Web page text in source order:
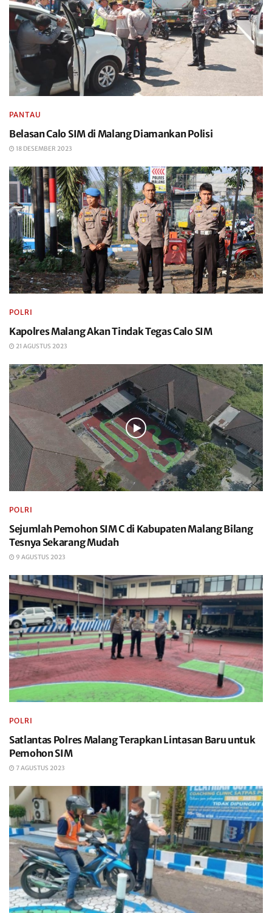
PANTAU
Belasan Calo SIM di Malang Diamankan Polisi
18 DESEMBER 2023
POLRI
Kapolres Malang Akan Tindak Tegas Calo SIM
21 AGUSTUS 2023
POLRI
Sejumlah Pemohon SIM C di Kabupaten Malang Bilang
Tesnya Sekarang Mudah
9 AGUSTUS 2023
POLRI
Satlantas Polres Malang Terapkan Lintasan Baru untuk
Pemohon SIM
7 AGUSTUS 2023